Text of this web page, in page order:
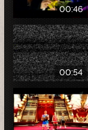
00:46
00:54